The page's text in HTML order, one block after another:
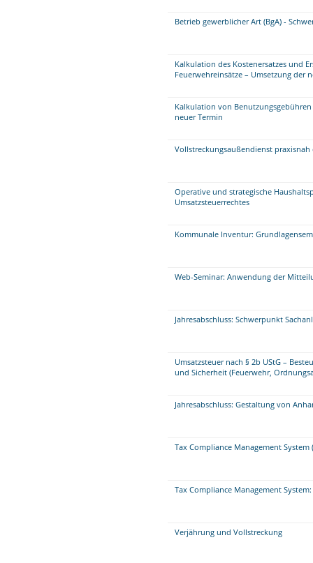
Betrieb gewerblicher Art (BgA) -
Kalkulation des Kostenersatzes und
Feuerwehreinsätze – Umsetzung der
Kalkulation von
neuer Termin
Vollstreckungsaußendienst praxisnah
Operative und strategische
Umsatzsteuerrechtes
Kommunale Inventur:
Web-Seminar: Anwendung der
Jahresabschluss: Schwerpunkt
Umsatzsteuer nach § 2b UStG –
und Sicherheit (Feuerwehr,
Jahresabschluss: Gestaltung von
Tax Compliance Management System
Tax Compliance Management
Verjährung und Vollstreckung